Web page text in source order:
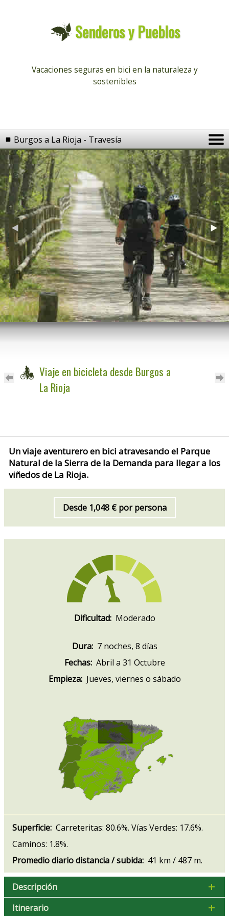
Senderos y Pueblos
Vacaciones seguras en bici en la naturaleza y
sostenibles
Burgos a La Rioja - Travesía
Viaje en bicicleta desde Burgos a
La Rioja
Un viaje aventurero en bici atravesando el Parque
Natural de la Sierra de la Demanda para llegar a los
viñedos de La Rioja.
Desde 1,048 € por persona
Dificultad: Moderado
Dura: 7 noches, 8 días
Fechas: Abril a 31 Octubre
Empieza: Jueves, viernes o sábado
Superficie: Carreteritas: 80.6%. Vías Verdes: 17.6%.
Caminos: 1.8%.
Promedio diario distancia / subida: 41 km / 487 m.
Descripción
Itinerario